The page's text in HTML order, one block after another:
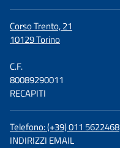
Corso Trento, 21
10129 Torino
C.F.
80089290011
RECAPITI
Telefono: (+39) 011 5622468
INDIRIZZI EMAIL